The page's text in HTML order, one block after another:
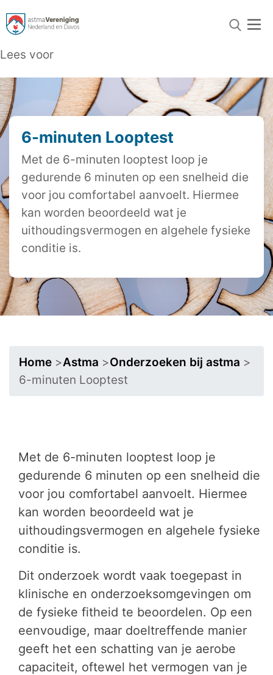
Lees voor
6-minuten Looptest
Met de 6-minuten looptest loop je
gedurende 6 minuten op een snelheid die
voor jou comfortabel aanvoelt. Hiermee
kan worden beoordeeld wat je
uithoudingsvermogen en algehele fysieke
conditie is.
Home >Astma >Onderzoeken bij astma >
6-minuten Looptest
Met de 6-minuten looptest loop je
gedurende 6 minuten op een snelheid die
voor jou comfortabel aanvoelt. Hiermee
kan worden beoordeeld wat je
uithoudingsvermogen en algehele fysieke
conditie is.
Dit onderzoek wordt vaak toegepast in
klinische en onderzoeksomgevingen om
de fysieke fitheid te beoordelen. Op een
eenvoudige, maar doeltreffende manier
geeft het een schatting van je aerobe
capaciteit, oftewel het vermogen van je